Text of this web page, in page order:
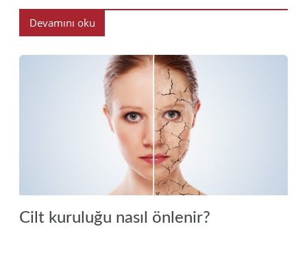
Devamını oku
Cilt kuruluğu nasıl önlenir?